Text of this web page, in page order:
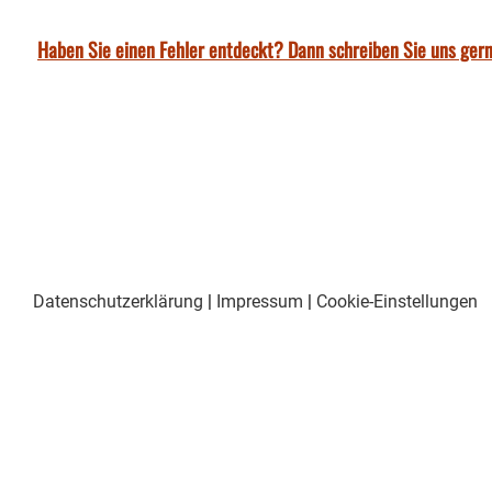
Haben Sie einen Fehler entdeckt? Dann schreiben Sie uns
Datenschutzerklärung | Impressum | Cookie-Einstellungen